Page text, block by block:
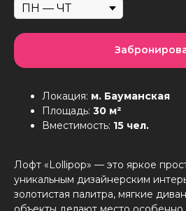
Локация: м. Бауманская
Площадь: 30 м²
Вместимость: 15 чел.
Лофт «Lollipop» — это яркое
уникальным дизайнерским
золотистая палитра, мягкие